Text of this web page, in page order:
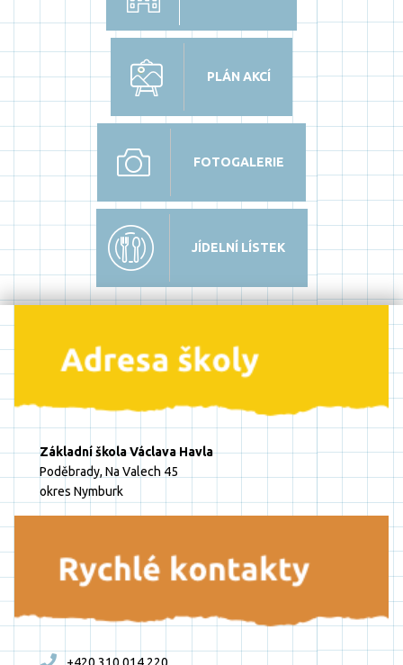
PLÁN AKCÍ
FOTOGALERIE
JÍDELNÍ LÍSTEK
Základní škola Václava Havla
Poděbrady, Na Valech 45
okres Nymburk